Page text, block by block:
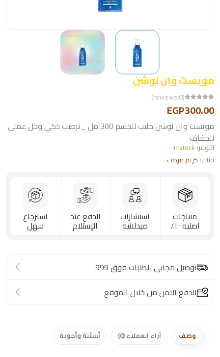
مويست وان لوشن
(0 reviews)
EGP300.00
مويست وان لوشن حليب للجسم 300 مل _ترطيب ذكي وحل عملي
للجفاف
التوفر: In stock
فئات: كريم مرطب
منتاجات
اصليه ١٠٠٪؜
استشارات
صيدلانيه
الدفع عند
الإستلام
استرجاع
سهل
توصيل مجانى للطلبات فوق 999
الدفع الآمن من خلال الموقع
وصف آراء العملاء (0) أسئلة وأجوبة